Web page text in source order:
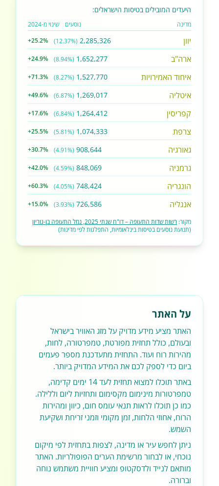
היעדים המובילים בטיסות הישראלים:
מדינה נוסעים שינוי מ-2024
יוון 2,285,326
(12.37%)
+25.2%
ארה"ב 1,652,277
(8.94%)
+24.9%
איחוד האמירויות 1,527,770
(8.27%)
+71.3%
איטליה 1,269,017
(6.87%)
+49.6%
קפריסין 1,264,412
(6.84%)
+17.6%
צרפת 1,074,333
(5.81%)
+25.5%
גאורגיה 908,644
(4.91%)
+30.7%
גרמניה 848,069
(4.59%)
+42.0%
הונגריה 748,424
(4.05%)
+60.3%
אנגליה 726,586
(3.93%)
+15.0%
מקור: רשות שדות התעופה – דו"ח שנתי 2025, נמל התעופה בן-גוריון
(תנועת נוסעים בטיסות בינלאומיות, התפלגות לפי מדינות)
על האתר
האתר מציע מידע מדויק על מזג האוויר בישראל
ובעולם, כולל תחזית מפורטת, טמפרטורה, לחות,
מהירות רוח ועוד. התחזית מתעדכנת מספר פעמים
ביום כדי לספק לכם את המידע המדויק ביותר.
באתר תוכלו למצוא תחזית לעד 14 ימים קדימה,
טמפרטורות מינימום מקסימום ותחזיות ליום וללילה.
כמו כן תוכלו לראות תנאי עומס חום, כיוון ומהירות
הרוח, אחוזי הלחות, זמן מקומי וזמני זריחת ושקיעת
השמש.
ניתן לחפש עיר או מדינה, לצפות בתחזית לפי מיקום
נוכחי, או לבחור מרשימת הערים הפופולריות. האתר
מותאם לנייד ולדסקטופ ומציע חוויית משתמש נוחה
וברורה.